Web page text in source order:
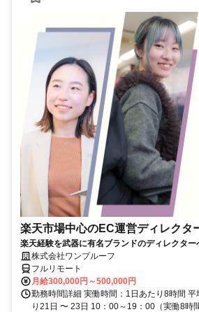
楽天市場中心のEC運営ディレクタ
楽天経験を武器に有名ブランドのディレクタ
株式会社ワンプルーフ
フルリモート
月給300,000円～500,000円
勤務時間詳細 実働時間：1日あたり8時間
り21日 〜 23日 10：00～19：00（実働8時